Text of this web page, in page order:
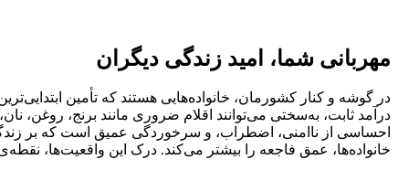
مهربانی شما، امید زندگی دیگران
در گوشه و کنار کشورمان، خانواده‌هایی هستند که تأمین
درآمد ثابت، به‌سختی می‌توانند اقلام ضروری مانند برنج، روغن،
احساسی از ناامنی، اضطراب، و سرخوردگی عمیق است که بر
خانواده‌ها، عمق فاجعه را بیشتر می‌کند. درک این واقعیت‌ها،